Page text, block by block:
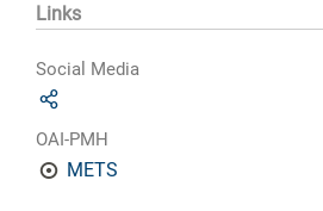
Links
Social Media
OAI-PMH
METS